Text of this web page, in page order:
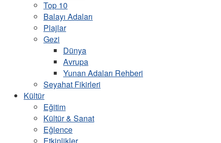
Top 10
Balayı Adaları
Plajlar
Gezi
Dünya
Avrupa
Yunan Adaları Rehberi
Seyahat Fikirleri
Kültür
Eğitim
Kültür & Sanat
Eğlence